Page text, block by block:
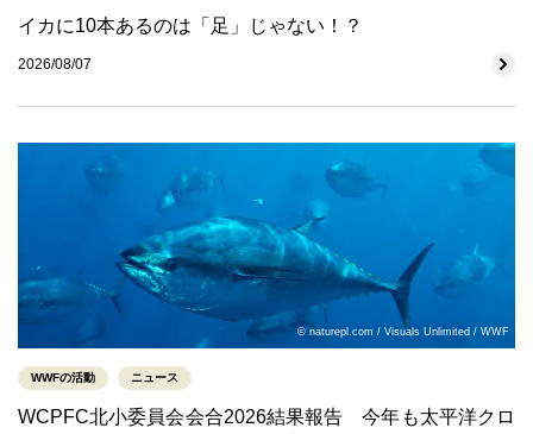
イカに10本あるのは「足」じゃない！？
2026/08/07
© naturepl.com / Visuals Unlimited / WWF
WWFの活動 ニュース
WCPFC北小委員会会合2026結果報告 今年も太平洋クロ